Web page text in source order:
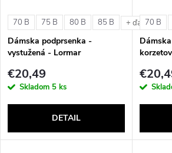
70 B 75 B 80 B 85 B + ďalšie
Dámska podprsenka -
vystužená - Lormar
€20,49
Skladom 5 ks
DETAIL
70 B